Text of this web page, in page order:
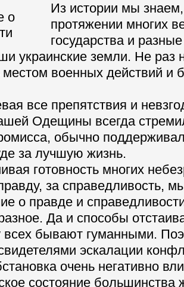
Из истории мы
протяжении многих
государства и
украинские земли. Не раз
местом военных действий и
все препятствия и
Одещины всегда
обычно
за лучшую жизнь.
готовность многих
за справедливость,
о правде и
Да и способы
всех бывают гуманными.
эскалации
очень негативно
состояние